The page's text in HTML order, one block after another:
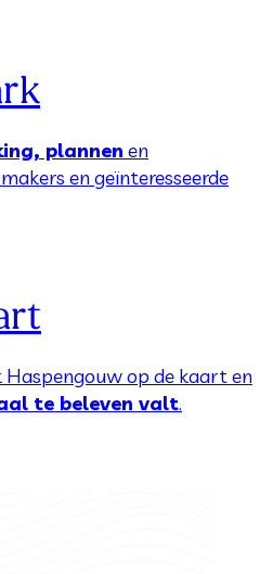
plannen en
en geïnteresseerde
Haspengouw op de kaart en
te beleven valt.